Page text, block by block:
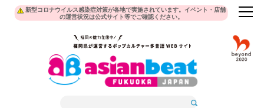
新型コロナウイルス感染症対策が各地で実施されています。イベント・店舗
の運営状況は公式サイト等でご確認ください。